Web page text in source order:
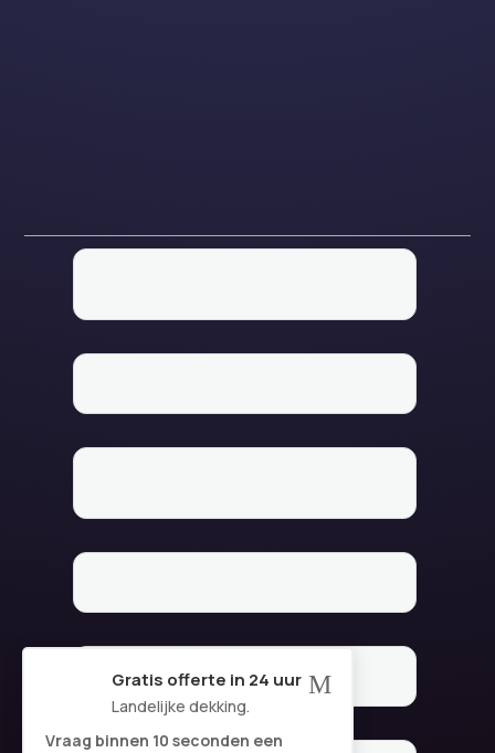
M
Gratis offerte in 24 uur
Landelijke dekking.
Vraag binnen 10 seconden een